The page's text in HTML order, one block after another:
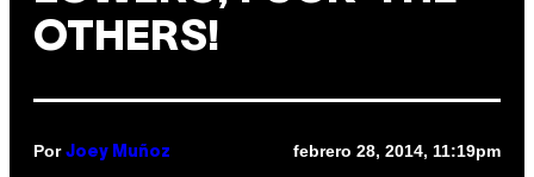
OTHERS!
Por Joey Muñoz febrero 28, 2014, 11:19pm